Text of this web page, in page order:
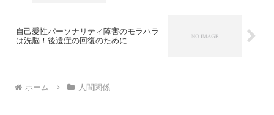
自己愛性パーソナリティ障害のモラハラ
は洗脳！後遺症の回復のために
ホーム 人間関係